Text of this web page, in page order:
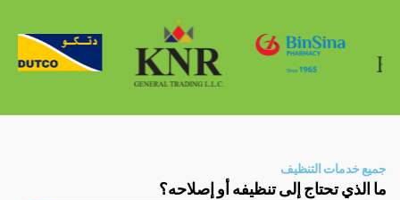
التنظيف
تحتاج إلى تنظيفه أو إصلاحه؟